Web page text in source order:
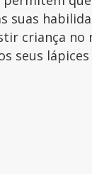
suas
criança no
seus